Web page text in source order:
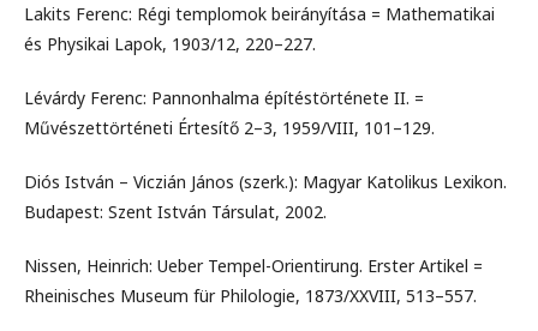
Lakits Ferenc: Régi templomok beirányítása = Mathematikai
és Physikai Lapok, 1903/12, 220–227.
Lévárdy Ferenc: Pannonhalma építéstörténete II. =
Művészettörténeti Értesítő 2–3, 1959/VIII, 101–129.
Diós István – Viczián János (szerk.): Magyar Katolikus Lexikon.
Budapest: Szent István Társulat, 2002.
Nissen, Heinrich: Ueber Tempel-Orientirung. Erster Artikel =
Rheinisches Museum für Philologie, 1873/XXVIII, 513–557.